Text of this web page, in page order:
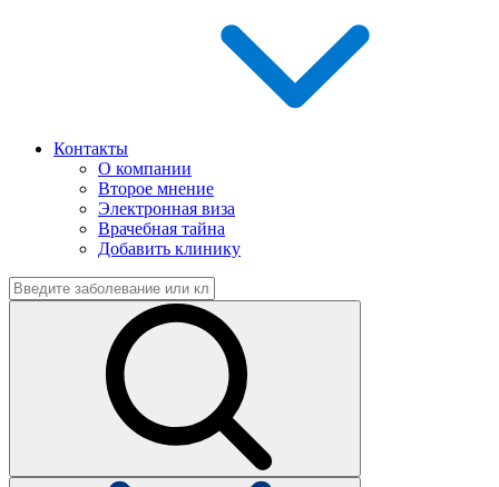
Контакты
О компании
Второе мнение
Электронная виза
Врачебная тайна
Добавить клинику